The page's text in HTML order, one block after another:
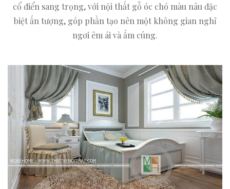
cổ điển sang trọng, với nội thất gỗ óc chó màu nâu đặc
biệt ấn tượng, góp phần tạo nên một không gian nghỉ
ngơi êm ái và ấm cúng.